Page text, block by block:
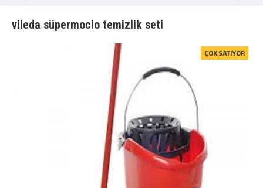
vileda süpermocio temizlik seti
ÇOK SATIYOR